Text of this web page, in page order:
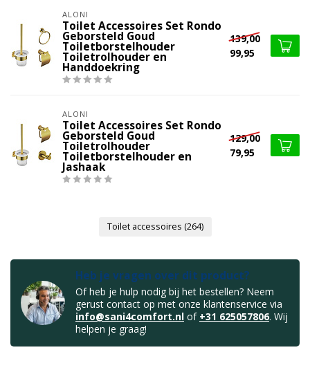
ALONI
Toilet Accessoires Set Rondo
Geborsteld Goud
Toiletborstelhouder
Toiletrolhouder en
Handdoekring
139,00
99,95
ALONI
Toilet Accessoires Set Rondo
Geborsteld Goud
Toiletrolhouder
Toiletborstelhouder en
Jashaak
129,00
79,95
Toilet accessoires (264)
Heb je vragen over dit product?
Of heb je hulp nodig bij het bestellen? Neem
gerust contact op met onze klantenservice via
info@sani4comfort.nl of +31 625057806. Wij
helpen je graag!